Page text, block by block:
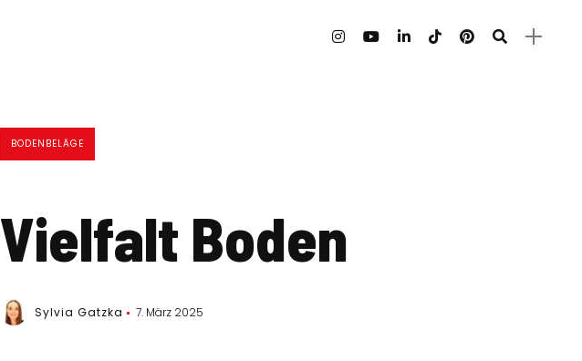
Vielfalt Boden
Sylvia Gatzka 7. März 2025
BODENBELÄGE